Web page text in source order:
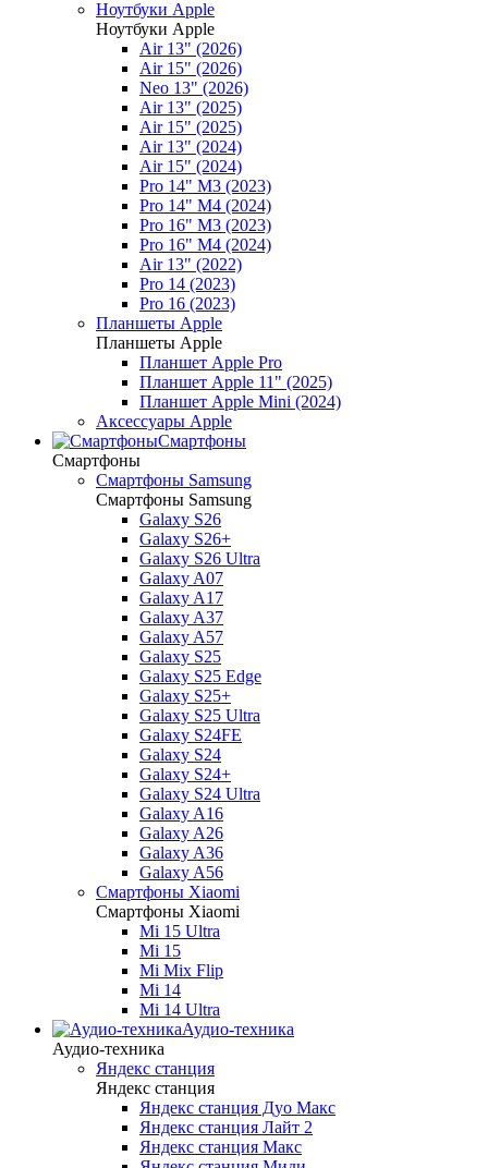
Ноутбуки Apple
Ноутбуки Apple
Air 13" (2026)
Air 15" (2026)
Neo 13" (2026)
Air 13" (2025)
Air 15" (2025)
Air 13" (2024)
Air 15" (2024)
Pro 14" M3 (2023)
Pro 14" M4 (2024)
Pro 16" M3 (2023)
Pro 16" M4 (2024)
Air 13" (2022)
Pro 14 (2023)
Pro 16 (2023)
Планшеты Apple
Планшеты Apple
Планшет Apple Pro
Планшет Apple 11" (2025)
Планшет Apple Mini (2024)
Аксессуары Apple
Смартфоны
Смартфоны
Смартфоны Samsung
Смартфоны Samsung
Galaxy S26
Galaxy S26+
Galaxy S26 Ultra
Galaxy A07
Galaxy A17
Galaxy A37
Galaxy A57
Galaxy S25
Galaxy S25 Edge
Galaxy S25+
Galaxy S25 Ultra
Galaxy S24FE
Galaxy S24
Galaxy S24+
Galaxy S24 Ultra
Galaxy A16
Galaxy A26
Galaxy A36
Galaxy A56
Смартфоны Xiaomi
Смартфоны Xiaomi
Mi 15 Ultra
Mi 15
Mi Mix Flip
Mi 14
Mi 14 Ultra
Аудио-техника
Аудио-техника
Яндекс станция
Яндекс станция
Яндекс станция Дуо Макс
Яндекс станция Лайт 2
Яндекс станция Макс